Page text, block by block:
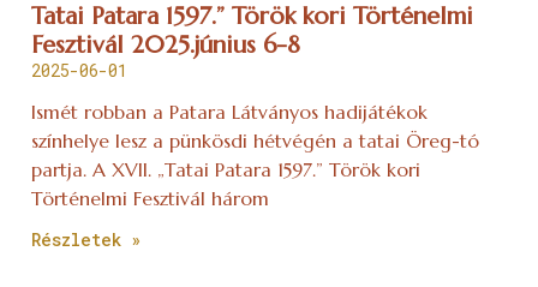
Tatai Patara 1597.” Török kori Történelmi
Fesztivál 2025.június 6-8
2025-06-01
Ismét robban a Patara Látványos hadijátékok
színhelye lesz a pünkösdi hétvégén a tatai Öreg-tó
partja. A XVII. „Tatai Patara 1597.” Török kori
Történelmi Fesztivál három
Részletek »